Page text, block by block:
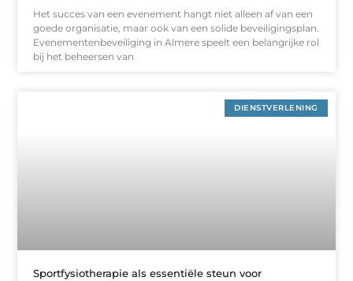
Het succes van een evenement hangt niet alleen af van een
goede organisatie, maar ook van een solide beveiligingsplan.
Evenementenbeveiliging in Almere speelt een belangrijke rol
bij het beheersen van
DIENSTVERLENING
Sportfysiotherapie als essentiële steun voor